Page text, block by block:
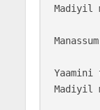
Madiyil
Yaamini
Madiyil